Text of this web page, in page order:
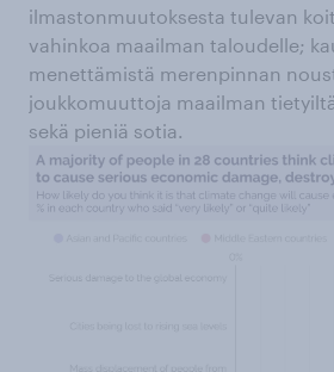
ilmastonmuutoksesta tulevan
vahinkoa maailman taloudelle;
menettämistä merenpinnan
joukkomuuttoja maailman
sekä pieniä sotia.